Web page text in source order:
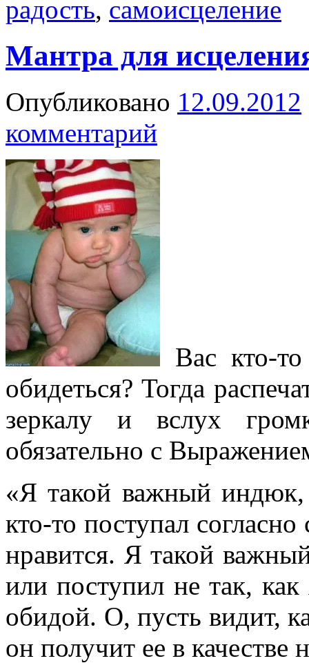
радость, самоисцеление
Мантра для
Опубликовано 12.09.2012
комментарий
Вас кто-
обидеться? Тогда
зеркалу и вслух
обязательно с
«Я такой важный индюк,
кто-то поступал
нравится. Я такой
или поступил не так,
обидой. О, пусть видит,
он получит ее в качестве